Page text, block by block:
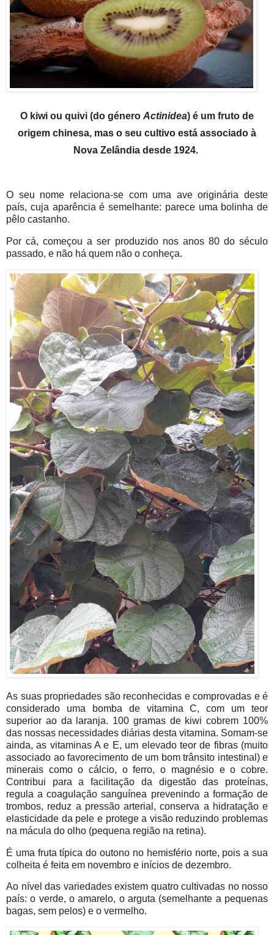
O kiwi ou quivi (do género Actinidea) é um fruto de
origem chinesa, mas o seu cultivo está associado à
Nova Zelândia desde 1924.
O seu nome relaciona-se com uma ave originária deste
país, cuja aparência é semelhante: parece uma bolinha de
pêlo castanho.
Por cá, começou a ser produzido nos anos 80 do século
passado, e não há quem não o conheça.
As suas propriedades são reconhecidas e comprovadas e é
considerado uma bomba de vitamina C, com um teor
superior ao da laranja. 100 gramas de kiwi cobrem 100%
das nossas necessidades diárias desta vitamina. Somam-se
ainda, as vitaminas A e E, um elevado teor de fibras (muito
associado ao favorecimento de um bom trânsito intestinal) e
minerais como o cálcio, o ferro, o magnésio e o cobre.
Contribui para a facilitação da digestão das proteínas,
regula a coagulação sanguínea prevenindo a formação de
trombos, reduz a pressão arterial, conserva a hidratação e
elasticidade da pele e protege a visão reduzindo problemas
na mácula do olho (pequena região na retina).
É uma fruta típica do outono no hemisfério norte, pois a sua
colheita é feita em novembro e inícios de dezembro.
Ao nível das variedades existem quatro cultivadas no nosso
país: o verde, o amarelo, o arguta (semelhante a pequenas
bagas, sem pelos) e o vermelho.